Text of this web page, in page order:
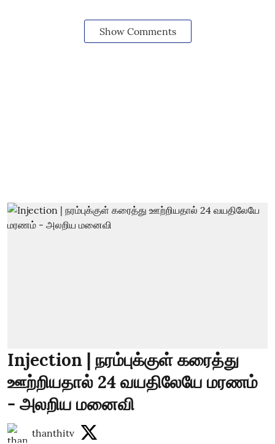
Show Comments
Injection | நரம்புக்குள் கரைத்து
ஊற்றியதால் 24 வயதிலேயே மரணம்
- அலறிய மனைவி
thanthitv